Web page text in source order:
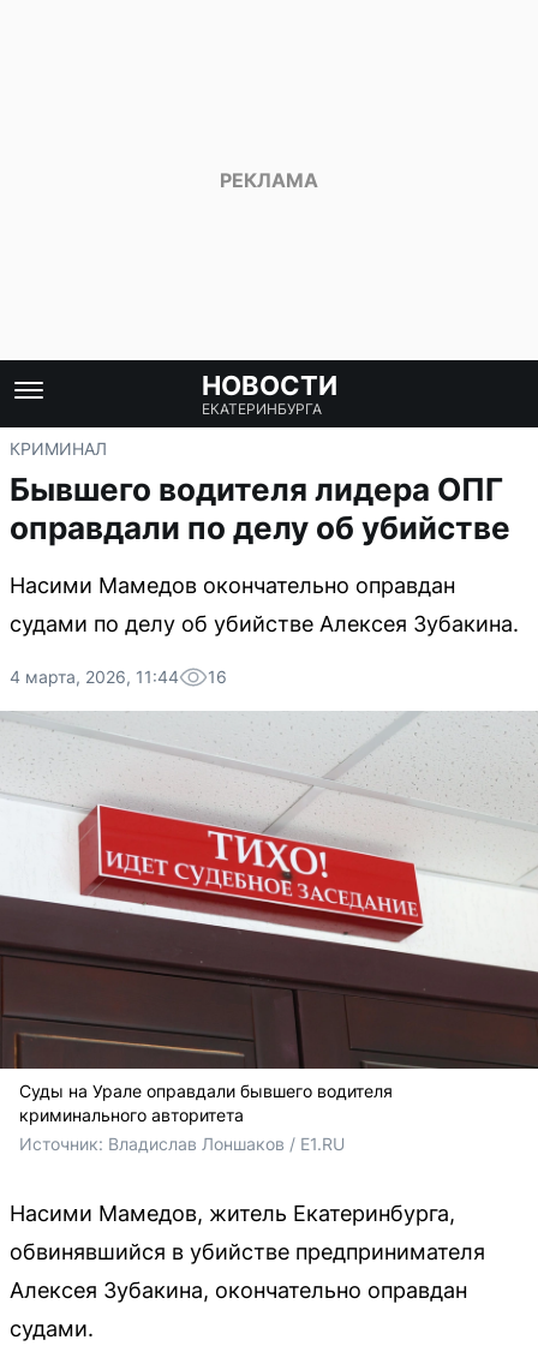
НОВОСТИ
ЕКАТЕРИНБУРГА
КРИМИНАЛ
Бывшего водителя лидера ОПГ
оправдали по делу об убийстве
Насими Мамедов окончательно оправдан
судами по делу об убийстве Алексея Зубакина.
4 марта, 2026, 11:44 16
Суды на Урале оправдали бывшего водителя
криминального авторитета
Источник: Владислав Лоншаков / E1.RU
Насими Мамедов, житель Екатеринбурга,
обвинявшийся в убийстве предпринимателя
Алексея Зубакина, окончательно оправдан
судами.